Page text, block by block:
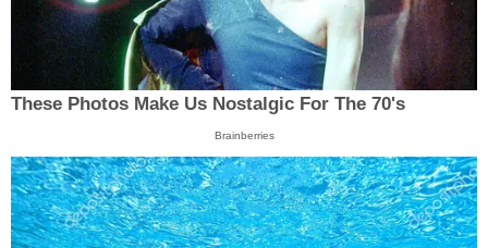
These Photos Make Us Nostalgic For The 70's
Brainberries